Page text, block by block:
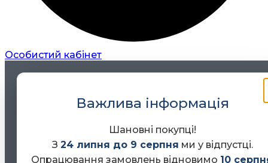
Особистий кабінет
Важлива інформація
Шановні покупці!
З24 липня до 9 серпня ми у відпустці.
Опрацювання замовлень відновимо 10